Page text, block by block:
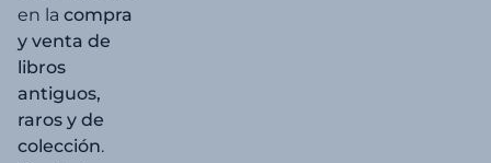
en la compra
y venta de
libros
antiguos,
raros y de
colección.